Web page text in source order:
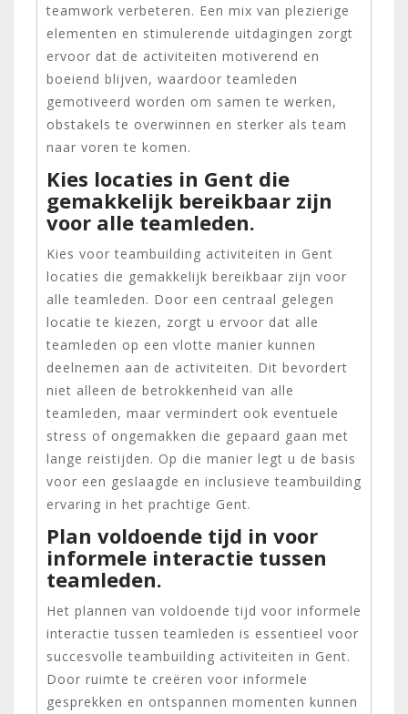
teamwork verbeteren. Een mix van plezierige
elementen en stimulerende uitdagingen zorgt
ervoor dat de activiteiten motiverend en
boeiend blijven, waardoor teamleden
gemotiveerd worden om samen te werken,
obstakels te overwinnen en sterker als team
naar voren te komen.
Kies locaties in Gent die
gemakkelijk bereikbaar zijn
voor alle teamleden.
Kies voor teambuilding activiteiten in Gent
locaties die gemakkelijk bereikbaar zijn voor
alle teamleden. Door een centraal gelegen
locatie te kiezen, zorgt u ervoor dat alle
teamleden op een vlotte manier kunnen
deelnemen aan de activiteiten. Dit bevordert
niet alleen de betrokkenheid van alle
teamleden, maar vermindert ook eventuele
stress of ongemakken die gepaard gaan met
lange reistijden. Op die manier legt u de basis
voor een geslaagde en inclusieve teambuilding
ervaring in het prachtige Gent.
Plan voldoende tijd in voor
informele interactie tussen
teamleden.
Het plannen van voldoende tijd voor informele
interactie tussen teamleden is essentieel voor
succesvolle teambuilding activiteiten in Gent.
Door ruimte te creëren voor informele
gesprekken en ontspannen momenten kunnen